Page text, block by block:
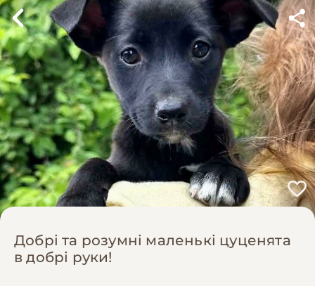
Добрі та розумні маленькі цуценята
в добрі руки!